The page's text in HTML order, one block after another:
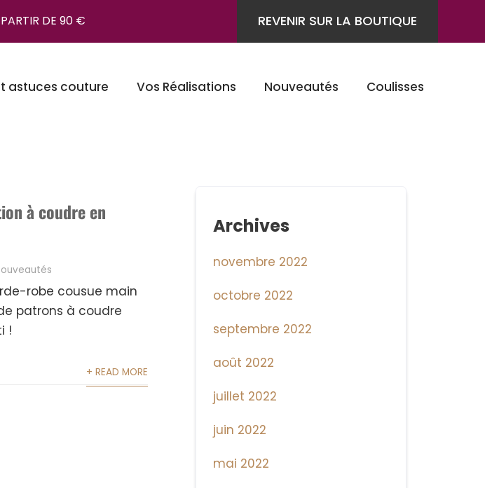
PARTIR DE 90 € REVENIR SUR LA BOUTIQUE
astuces couture Vos Réalisations Nouveautés Coulisses
à coudre en
robe cousue main
patrons à coudre
!
+ READ MORE
Archives
novembre 2022
octobre 2022
septembre 2022
août 2022
juillet 2022
juin 2022
mai 2022